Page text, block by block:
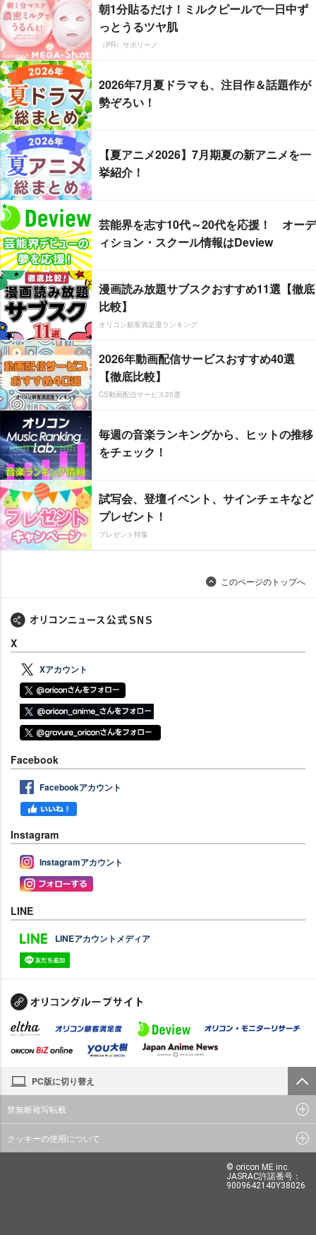
朝1分貼るだけ！ミルクピールで一日中ず
っとうるツヤ肌
（PR）サボリーノ
2026年7月夏ドラマも、注目作＆話題作が
勢ぞろい！
【夏アニメ2026】7月期夏の新アニメを一
挙紹介！
芸能界を志す10代～20代を応援！ オーデ
ィション・スクール情報はDeview
漫画読み放題サブスクおすすめ11選【徹底
比較】
オリコン顧客満足度ランキング
2026年動画配信サービスおすすめ40選
【徹底比較】
CS動画配信サービス20選
毎週の音楽ランキングから、ヒットの推移
をチェック！
試写会、登壇イベント、サインチェキなど
プレゼント！
プレゼント特集
このページのトップへ
X
Xアカウント
Facebook
Facebookアカウント
Instagram
Instagramアカウント
LINE
LINEアカウントメディア
PC版に切り替え
禁無断複写転載
クッキーの使用について
© oricon ME inc.
JASRAC許諾番号：
9009642140Y38026